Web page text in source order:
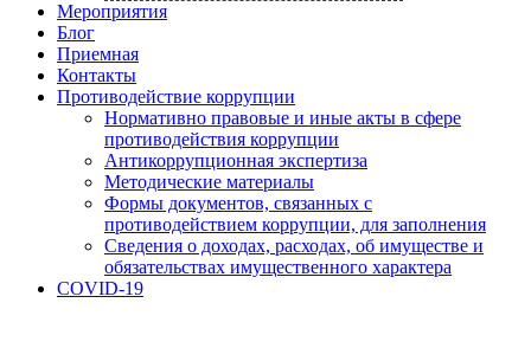
Мероприятия
Блог
Приемная
Контакты
Противодействие коррупции
Нормативно правовые и иные акты в сфере
противодействия коррупции
Антикоррупционная экспертиза
Методические материалы
Формы документов, связанных с
противодействием коррупции, для заполнения
Сведения о доходах, расходах, об имуществе и
обязательствах имущественного характера
COVID-19